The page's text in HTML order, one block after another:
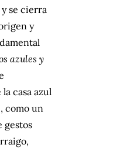
se cierra
y
azules y
casa azul
como un
gestos